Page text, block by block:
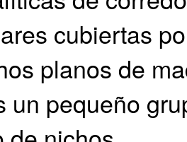
cubiertas
planos de
un pequeño